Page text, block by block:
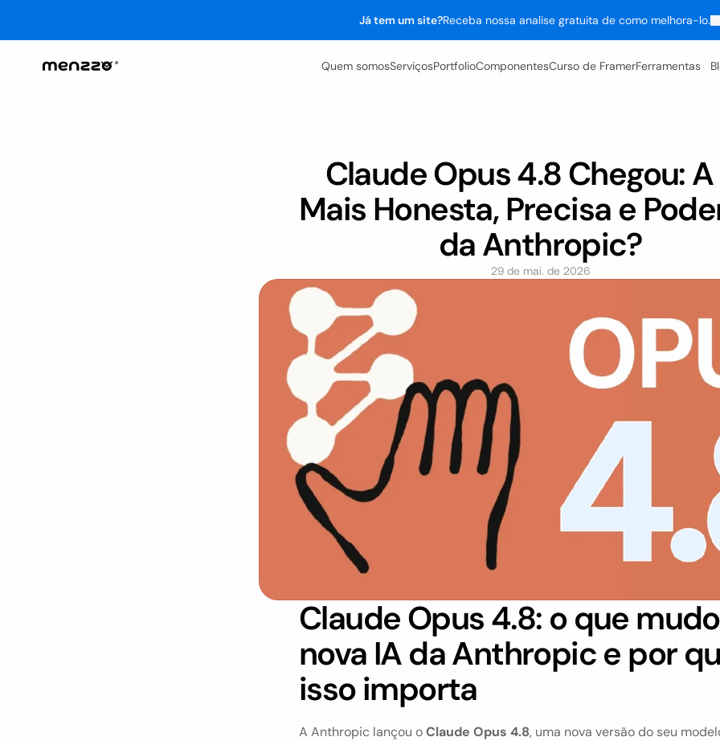
Já tem um site?Receba nossa analise gratuita de como melhora-lo.
Quem somosServiçosPortfolioComponentesCurso de FramerFerramentas
Claude Opus 4.8 Chegou: A
Mais Honesta, Precisa e
da Anthropic?
29 de mai. de 2026
Claude Opus 4.8: o que
nova IA da Anthropic e por
isso importa
A Anthropic lançou o Claude Opus 4.8, uma nova versão do seu